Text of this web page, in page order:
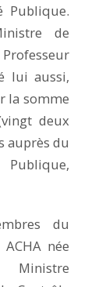
Publique.
de
lui aussi,
la somme
deux
auprès du
du
née
Ministre